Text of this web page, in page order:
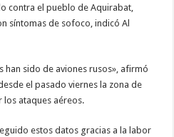
contra el pueblo de Aquirabat,
síntomas de sofoco, indicó Al
han sido de aviones rusos», afirmó
el pasado viernes la zona de
ataques aéreos.
estos datos gracias a la labor